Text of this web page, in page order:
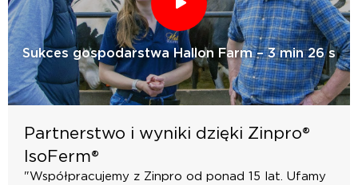
Sukces gospodarstwa Hallon Farm – 3 min 26 s
Partnerstwo i wyniki dzięki Zinpro®
IsoFerm®
"Współpracujemy z Zinpro od ponad 15 lat. Ufamy